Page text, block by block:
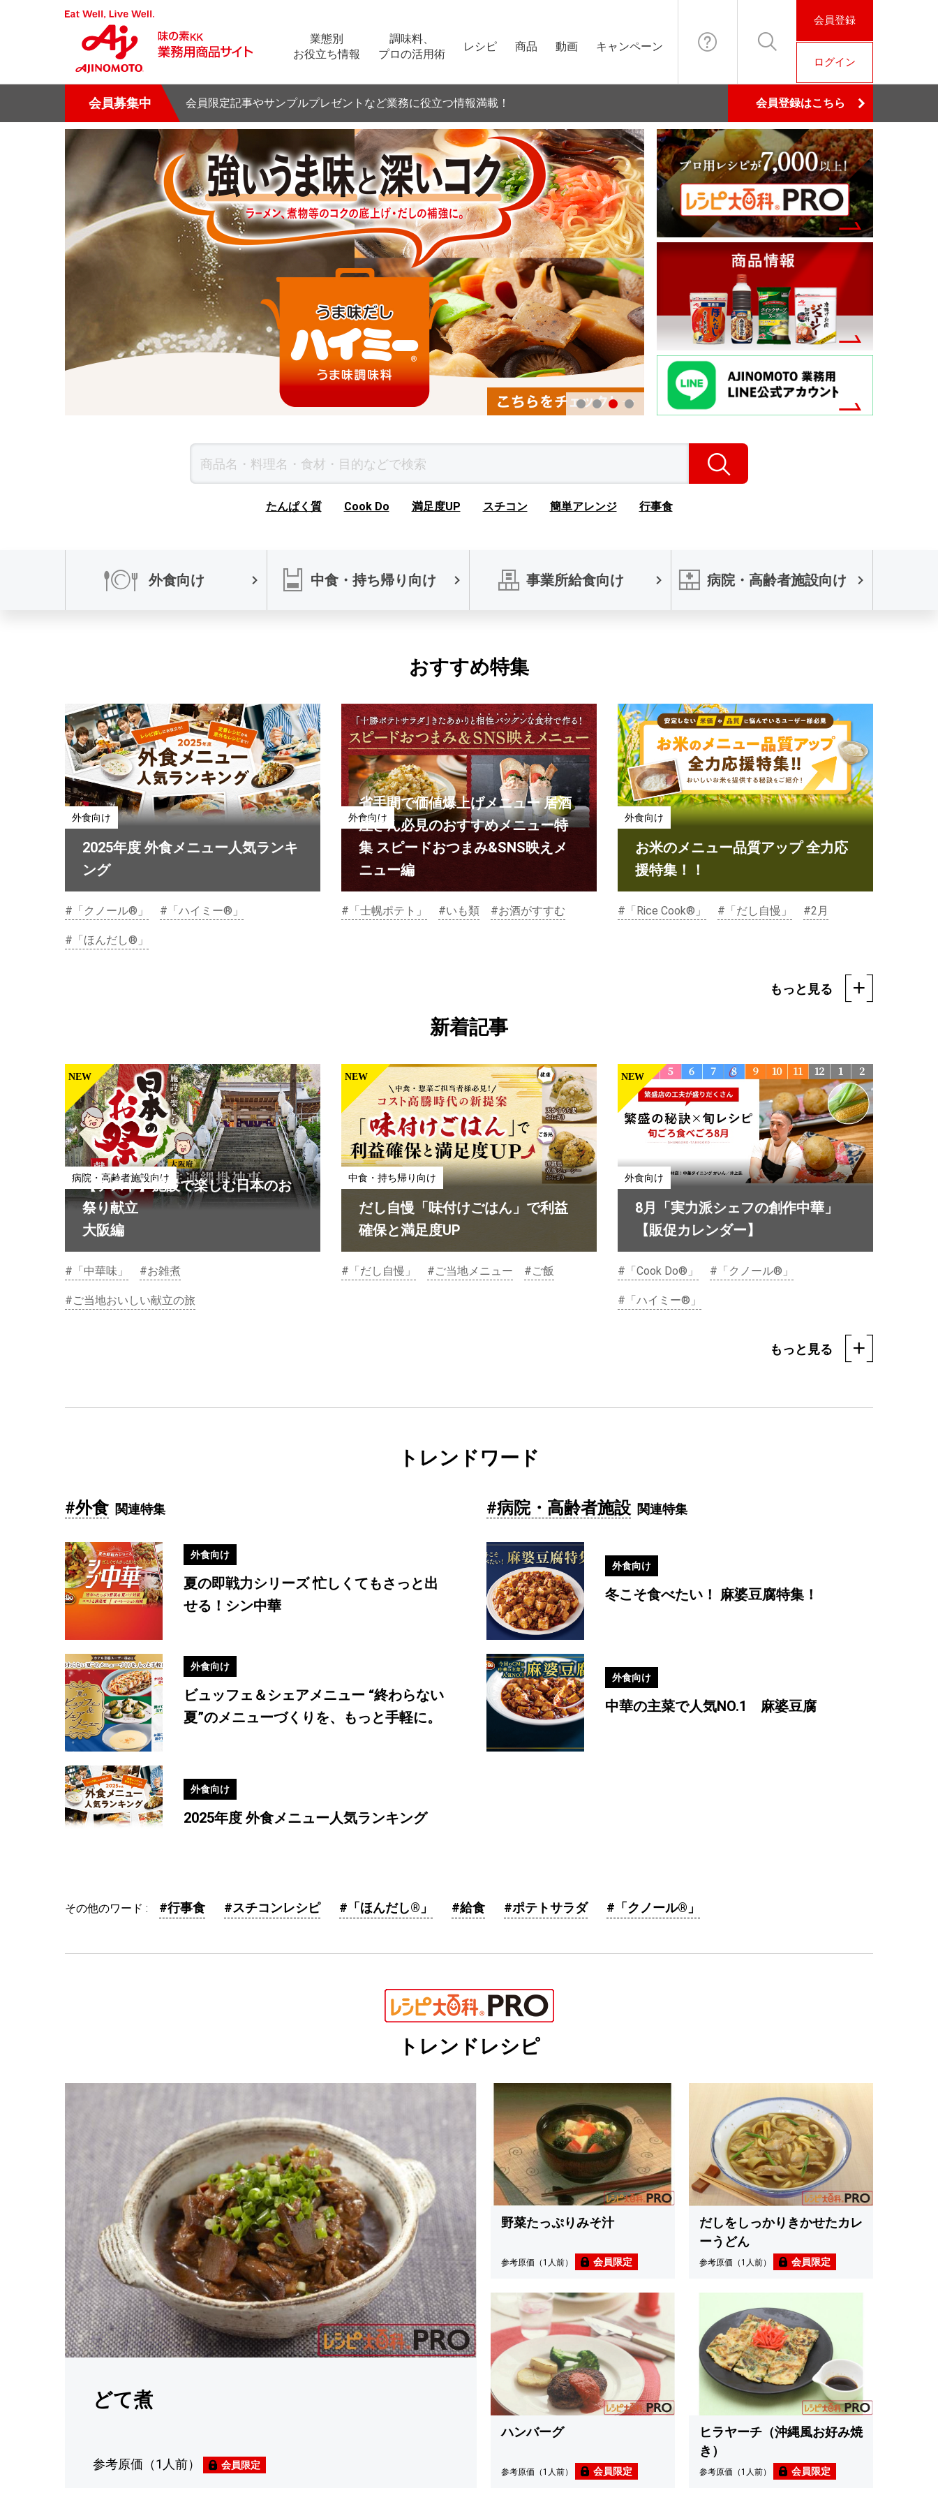
業態別
お役立ち情報
調味料、
プロの活用術
レシピ 商品 動画 キャンペーン
会員登録
ログイン
会員募集中 会員限定記事やサンプルプレゼントなど業務に役立つ情報満載！ 会員登録はこちら
たんぱく質 Cook Do 満足度UP スチコン 簡単アレンジ 行事食
外食向け 中食・持ち帰り向け 事業所給食向け 病院・高齢者施設向け
おすすめ特集
外食向け
2025年度 外食メニュー人気ランキ
ング
#「クノール®」 #「ハイミー®」
#「ほんだし®」
外食向け
省手間で価値爆上げメニュー 居酒
屋さん必見のおすすめメニュー特
集 スピードおつまみ&SNS映えメ
ニュー編
#「士幌ポテト」 #いも類 #お酒がすすむ
外食向け
お米のメニュー品質アップ 全力応
援特集！！
#「Rice Cook®」 #「だし自慢」 #2月
外食向け
北海道十勝ポテトサラダ アンチョ
ビガーリック パッと開けて簡単ア
レンジ！お店独自のポテトサラダ
に。
#ポテトサラダ #外食 #客単価UP
外食向け
ビュッフェ＆シェアメニュー “終わ
らない夏”のメニューづくりを、も
っと手軽に。
#「クノール®」 #6月
外食向け
夏の即戦力シリーズ 忙しくてもさ
っと出せる！シン中華
#「Cook Do®」
もっと見る
新着記事
病院・高齢者施設向け
【テスト】施設で楽しむ日本のお
祭り献立
大阪編
NEW
#「中華味」 #お雑煮
#ご当地おいしい献立の旅
中食・持ち帰り向け
だし自慢「味付けごはん」で利益
確保と満足度UP
NEW
#「だし自慢」 #ご当地メニュー #ご飯
外食向け
8月「実力派シェフの創作中華」
【販促カレンダー】
NEW
#「Cook Do®」 #「クノール®」
#「ハイミー®」
に。
#ポテトサラダ #外食 #客単価UP
病院・高齢者施設向け
#ご当地おいしい献立の旅
#ご当地メニュー
【販促カレンダー】
#「味の素Ⓢ®」
もっと見る
トレンドワード
#外食 関連特集
外食向け
夏の即戦力シリーズ 忙しくてもさっと出
せる！シン中華
外食向け
ビュッフェ＆シェアメニュー “終わらない
夏”のメニューづくりを、もっと手軽に。
外食向け
2025年度 外食メニュー人気ランキング
#病院・高齢者施設 関連特集
外食向け
冬こそ食べたい！ 麻婆豆腐特集！
外食向け
中華の主菜で人気NO.1 麻婆豆腐
その他のワード : #行事食 #スチコンレシピ #「ほんだし®」 #給食 #ポテトサラダ #「クノール®」
トレンドレシピ
どて煮
参考原価（1人前） 会員限定
野菜たっぷりみそ汁
参考原価（1人前） 会員限定
だしをしっかりきかせたカレ
ーうどん
参考原価（1人前） 会員限定
ハンバーグ
参考原価（1人前） 会員限定
ヒラヤーチ（沖縄風お好み焼
き）
参考原価（1人前） 会員限定